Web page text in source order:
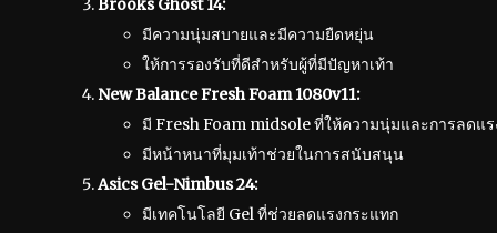
Brooks Ghost 14:
มีความนุ่มสบายและมีความยืดหยุ่น
ให้การรองรับที่ดีสำหรับผู้ที่มีปัญหาเท้า
New Balance Fresh Foam 1080v11:
มี Fresh Foam midsole ที่ให้ความนุ่มและการลดแร
มีหน้าหนาที่มุมเท้าช่วยในการสนับสนุน
Asics Gel-Nimbus 24:
มีเทคโนโลยี Gel ที่ช่วยลดแรงกระแทก